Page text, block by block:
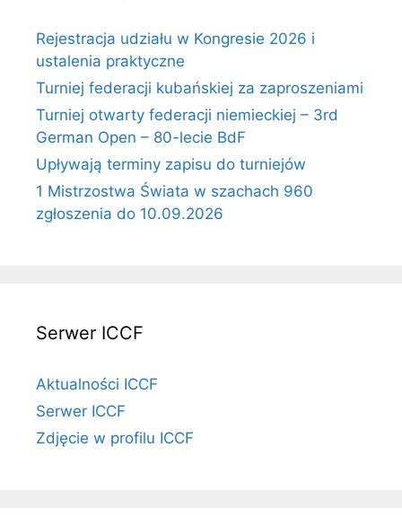
Rejestracja udziału w Kongresie 2026 i
ustalenia praktyczne
Turniej federacji kubańskiej za zaproszeniami
Turniej otwarty federacji niemieckiej – 3rd
German Open – 80-lecie BdF
Upływają terminy zapisu do turniejów
1 Mistrzostwa Świata w szachach 960
zgłoszenia do 10.09.2026
Serwer ICCF
Aktualności ICCF
Serwer ICCF
Zdjęcie w profilu ICCF